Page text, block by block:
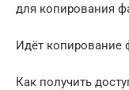
для копирования
Идёт копирование
Как получить